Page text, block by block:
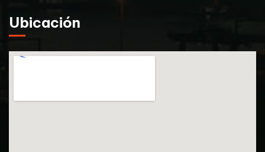
Ubicación